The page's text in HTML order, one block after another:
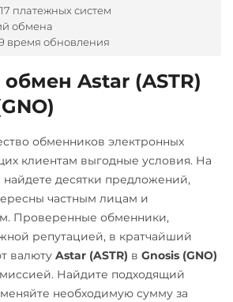
платежных систем
обмена
время обновления
Astar (ASTR)
обменников электронных
клиентам выгодные условия. На
десятки предложений,
частным лицам и
Проверенные обменники,
репутацией, в кратчайший
валюту Astar (ASTR) в Gnosis (GNO)
Найдите подходящий
необходимую сумму за